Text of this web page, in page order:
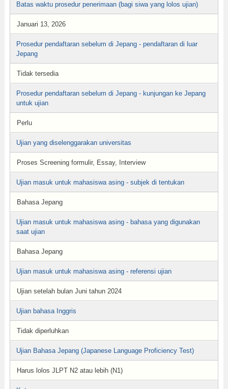
Batas waktu prosedur penerimaan (bagi siwa yang lolos ujian)
Januari 13, 2026
Prosedur pendaftaran sebelum di Jepang - pendaftaran di luar
Jepang
Tidak tersedia
Prosedur pendaftaran sebelum di Jepang - kunjungan ke Jepang
untuk ujian
Perlu
Ujian yang diselenggarakan universitas
Proses Screening formulir, Essay, Interview
Ujian masuk untuk mahasiswa asing - subjek di tentukan
Bahasa Jepang
Ujian masuk untuk mahasiswa asing - bahasa yang digunakan
saat ujian
Bahasa Jepang
Ujian masuk untuk mahasiswa asing - referensi ujian
Ujian setelah bulan Juni tahun 2024
Ujian bahasa Inggris
Tidak diperluhkan
Ujian Bahasa Jepang (Japanese Language Proficiency Test)
Harus lolos JLPT N2 atau lebih (N1)